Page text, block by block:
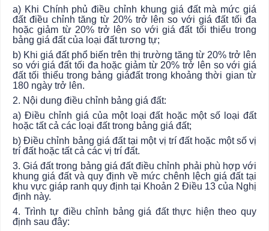
a) Khi Chính phủ điều chỉnh khung giá đất mà mức giá
đất điều chỉnh tăng từ 20% trở lên so với giá đất tối đa
hoặc giảm từ 20% trở lên so với giá đất tối thiểu trong
bảng giá đất của loại đất tương tự;
b) Khi giá đất phổ biến trên thị trường tăng từ 20% trở lên
so với giá đất tối đa hoặc giảm từ 20% trở lên so với giá
đất tối thiểu trong bảng giáđấttrong khoảng thời gian từ
180 ngày trở lên.
2. Nội dung điều chỉnh bảng giá đất:
a) Điều chỉnh giá của một loại đất hoặc một số loại đất
hoặc tất cả các loại đất trong bảng giá đất;
b) Điều chỉnh bảng giá đất tại một vị trí đất hoặc một số vị
trí đất hoặc tất cả các vị trí đất.
3. Giá đất trong bảng giá đất điều chỉnh phải phù hợp với
khung giá đất và quy định về mức chênh lệch giá đấttại
khu vực giáp ranh quy định tại Khoản 2 Điều 13 của Nghị
định này.
4. Trình tự điều chỉnh bảng giá đất thực hiện theo quy
định sau đây: